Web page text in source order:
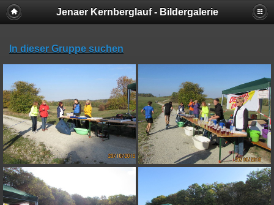
Jenaer Kernberglauf - Bildergalerie
In dieser Gruppe suchen